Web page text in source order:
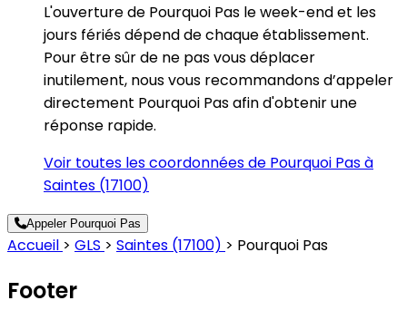
L'ouverture de Pourquoi Pas le week-end et les
jours fériés dépend de chaque établissement.
Pour être sûr de ne pas vous déplacer
inutilement, nous vous recommandons d’appeler
directement Pourquoi Pas afin d'obtenir une
réponse rapide.
Voir toutes les coordonnées de Pourquoi Pas à
Saintes (17100)
Appeler Pourquoi Pas
Accueil > GLS > Saintes (17100) > Pourquoi Pas
Footer